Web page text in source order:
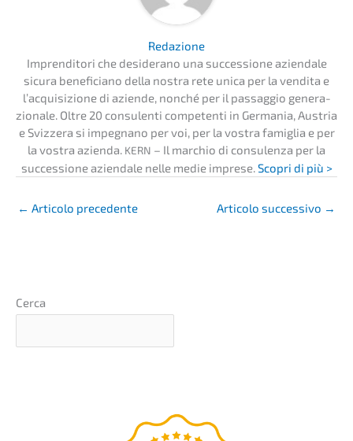
Redazio­ne
Impren­di­to­ri che deside­r­ano una succes­sio­ne aziend­a­le
sicura benefi­ci­a­no della nostra rete unica per la vendita e
l’acqui­si­zio­ne di azien­de, nonché per il passag­gio genera­
zio­na­le. Oltre 20 consu­len­ti compe­ten­ti in Germa­nia, Austria
e Svizzera si impegna­no per voi, per la vostra famiglia e per
la vostra azien­da. KERN – Il marchio di consu­len­za per la
succes­sio­ne aziend­a­le nelle medie impre­se.Scopri di più >
← Artico­lo precedente Artico­lo succes­si­vo →
Cerca
GRATIS –präsen­tiert von